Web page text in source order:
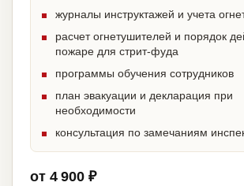
журналы инструктажей и учета
расчет огнетушителей и порядок
пожаре для стрит-фуда
программы обучения сотрудников
план эвакуации и декларация при
необходимости
консультация по замечаниям
от 4 900 ₽